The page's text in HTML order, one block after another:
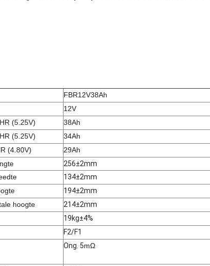
FBR12V38Ah
12V
(5.25V)
38Ah
(5.25V)
34Ah
(4.80V)
29Ah
256±2mm
134±2mm
194±2mm
hoogte
214±2mm
19kg±4%
F2/F1
Ong. 5mΩ